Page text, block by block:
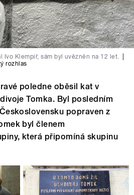
Ivo Klempíř, sám byl uvězněn na 12 let.
rozhlas
poledne oběsil kat v
Tomka. Byl posledním
popraven z
byl členem
která připomíná skupinu